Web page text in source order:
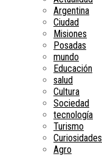
Argentina
Ciudad
Misiones
Posadas
mundo
Educación
salud
Cultura
Sociedad
tecnología
Turismo
Curiosidades
Agro